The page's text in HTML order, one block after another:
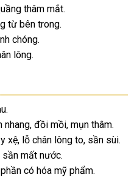
thâm mắt.
từ bên trong.
chóng.
lông.
nhang, đồi mồi, mụn thâm.
xệ, lỗ chân lông to, sần sùi.
sần mất nước.
có hóa mỹ phẩm.